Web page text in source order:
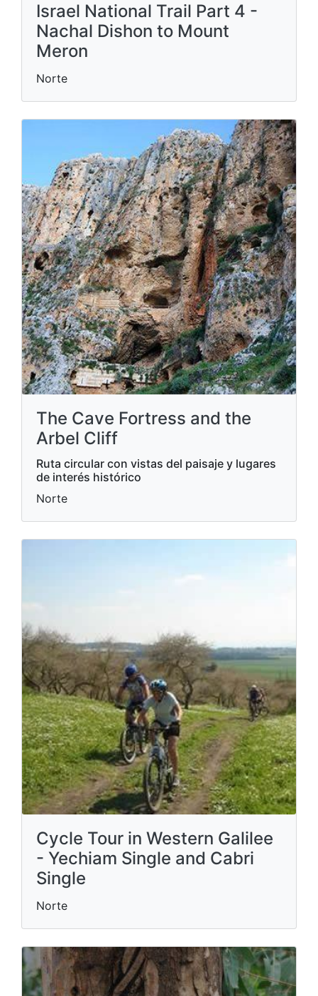
Israel National Trail Part 4 -
Nachal Dishon to Mount
Meron
Norte
The Cave Fortress and the
Arbel Cliff
Ruta circular con vistas del paisaje y lugares
de interés histórico
Norte
Cycle Tour in Western Galilee
- Yechiam Single and Cabri
Single
Norte